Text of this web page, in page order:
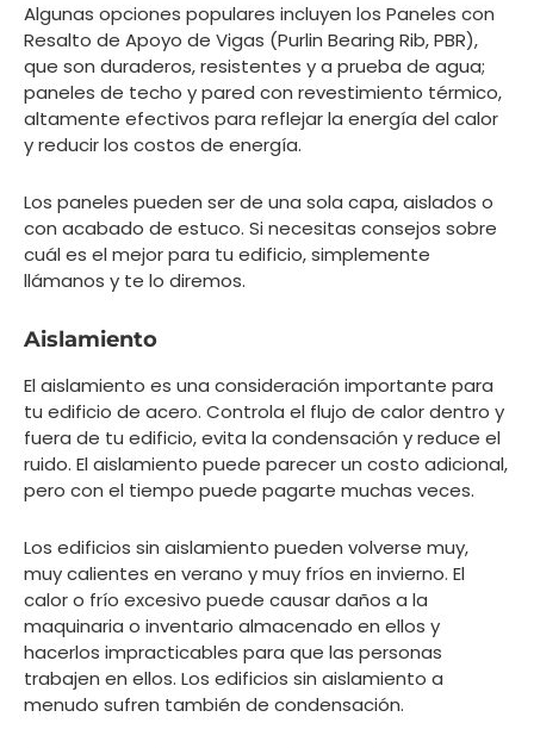
Algunas opciones populares incluyen los Paneles con
Resalto de Apoyo de Vigas (Purlin Bearing Rib, PBR),
que son duraderos, resistentes y a prueba de agua;
paneles de techo y pared con revestimiento térmico,
altamente efectivos para reflejar la energía del calor
y reducir los costos de energía.
Los paneles pueden ser de una sola capa, aislados o
con acabado de estuco. Si necesitas consejos sobre
cuál es el mejor para tu edificio, simplemente
llámanos y te lo diremos.
Aislamiento
El aislamiento es una consideración importante para
tu edificio de acero. Controla el flujo de calor dentro y
fuera de tu edificio, evita la condensación y reduce el
ruido. El aislamiento puede parecer un costo adicional,
pero con el tiempo puede pagarte muchas veces.
Los edificios sin aislamiento pueden volverse muy,
muy calientes en verano y muy fríos en invierno. El
calor o frío excesivo puede causar daños a la
maquinaria o inventario almacenado en ellos y
hacerlos impracticables para que las personas
trabajen en ellos. Los edificios sin aislamiento a
menudo sufren también de condensación.